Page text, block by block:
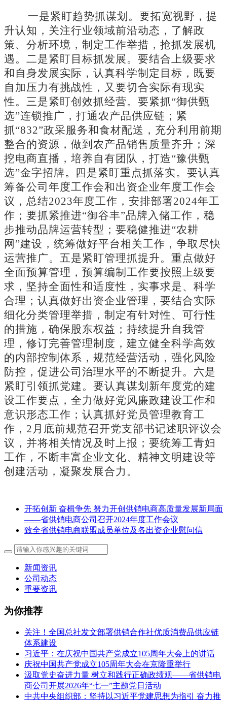
一是紧盯趋势抓谋划。 要拓宽视野，提
升认知，关注行业领域前沿动态，了解政
策、分析环境，制定工作举措，抢抓发展机
遇。 二是紧盯目标抓发展。 要结合上级要求
和自身发展实际，认真科学制定目标，既要
自加压力有挑战性，又要切合实际有现实
性。 三是紧盯创效抓经营。 要紧抓“御供甄
选”连锁推广，打通农产品供应链；紧
抓“832”政采服务和食材配送，充分利用前期
整合的资源，做到农产品销售质量齐升；深
挖电商直播，培养自有团队，打造“豫供甄
选”金字招牌。 四是紧盯重点抓落实。 要认真
筹备公司年度工作会和出资企业年度工作会
议，总结2023年度工作，安排部署2024年工
作；要抓紧推进“御谷丰”品牌入储工作，稳
步推动品牌运营转型；要稳健推进“农耕
网”建设，统筹做好平台相关工作，争取尽快
运营推广。 五是紧盯管理抓提升。 重点做好
全面预算管理，预算编制工作要按照上级要
求，坚持全面性和适度性，实事求是、科学
合理；认真做好出资企业管理，要结合实际
细化分类管理举措，制定有针对性、可行性
的措施，确保股东权益；持续提升自我管
理，修订完善管理制度，建立健全科学高效
的内部控制体系，规范经营活动，强化风险
防控，促进公司治理水平的不断提升。 六是
紧盯引领抓党建。 要认真谋划新年度党的建
设工作要点，全力做好党风廉政建设工作和
意识形态工作；认真抓好党员管理教育工
作， 2月底前规范召开党支部书记述职评议会
议，并将相关情况及时上报；要统筹工青妇
工作，不断丰富企业文化、精神文明建设等
创建活动，凝聚发展合力。
开拓创新 奋楫争先 努力开创供销电商高质量发展新局面
——省供销电商公司召开2024年度工作会议
致全省供销电商联盟成员单位及各出资企业慰问信
新闻资讯
公司动态
重要资讯
为你推荐
关注！全国总社发文部署供销合作社优质消费品供应链
体系建设
习近平：在庆祝中国共产党成立105周年大会上的讲话
庆祝中国共产党成立105周年大会在京隆重举行
汲取党史奋进力量 树立和践行正确政绩观——省供销电
商公司开展2026年“七一”主题党日活动
中共中央组织部：坚持以习近平党建思想为指引 奋力推